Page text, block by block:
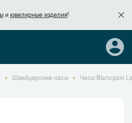
и ювелирные изделия!
Швейцарские часы Часы Blancpain